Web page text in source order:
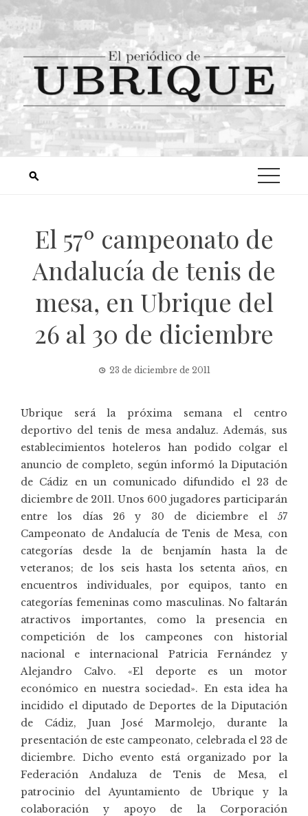
El 57º campeonato de
Andalucía de tenis de
mesa, en Ubrique del
26 al 30 de diciembre
23 de diciembre de 2011
Ubrique será la próxima semana el centro
deportivo del tenis de mesa andaluz. Además, sus
establecimientos hoteleros han podido colgar el
anuncio de completo, según informó la Diputación
de Cádiz en un comunicado difundido el 23 de
diciembre de 2011. Unos 600 jugadores participarán
entre los días 26 y 30 de diciembre el 57
Campeonato de Andalucía de Tenis de Mesa, con
categorías desde la de benjamín hasta la de
veteranos; de los seis hasta los setenta años, en
encuentros individuales, por equipos, tanto en
categorías femeninas como masculinas. No faltarán
atractivos importantes, como la presencia en
competición de los campeones con historial
nacional e internacional Patricia Fernández y
Alejandro Calvo. «El deporte es un motor
económico en nuestra sociedad». En esta idea ha
incidido el diputado de Deportes de la Diputación
de Cádiz, Juan José Marmolejo, durante la
presentación de este campeonato, celebrada el 23 de
diciembre. Dicho evento está organizado por la
Federación Andaluza de Tenis de Mesa, el
patrocinio del Ayuntamiento de Ubrique y la
colaboración y apoyo de la Corporación